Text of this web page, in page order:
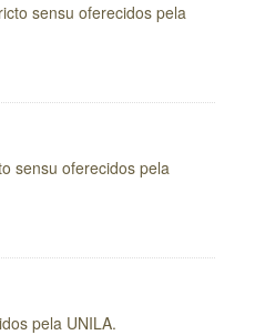
sensu oferecidos pela
sensu oferecidos pela
pela UNILA.